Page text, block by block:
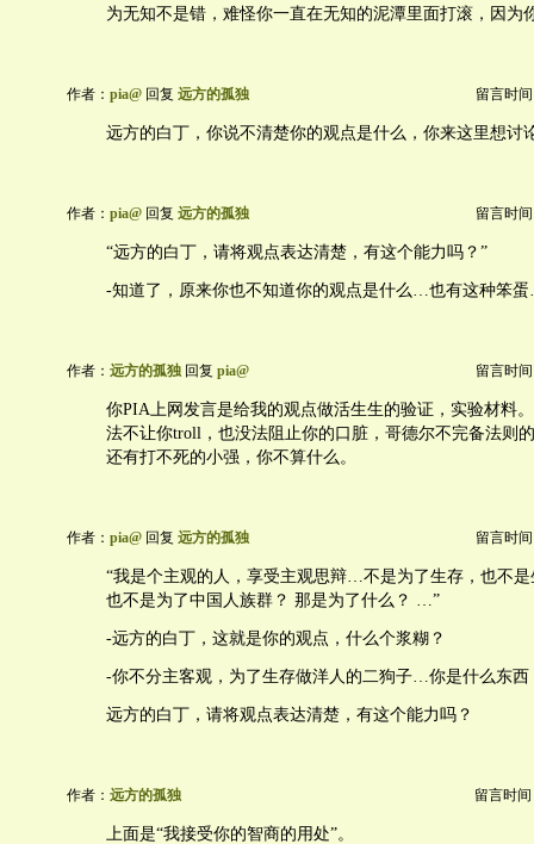
为无知不是错，难怪你一直在无知的泥潭里面打滚，因为
作者： pia@ 回复 远方的孤独 留言时间
远方的白丁，你说不清楚你的观点是什么，你来这里想讨
作者： pia@ 回复 远方的孤独 留言时间
“远方的白丁，请将观点表达清楚，有这个能力吗？”
-知道了，原来你也不知道你的观点是什么…也有这种笨
作者： 远方的孤独 回复 pia@ 留言时间
你PIA上网发言是给我的观点做活生生的验证，实验材料
法不让你troll，也没法阻止你的口脏，哥德尔不完备法则
还有打不死的小强，你不算什么。
作者： pia@ 回复 远方的孤独 留言时间
“我是个主观的人，享受主观思辩…不是为了生存，也不
也不是为了中国人族群？ 那是为了什么？ …”
-远方的白丁，这就是你的观点，什么个浆糊？
-你不分主客观，为了生存做洋人的二狗子…你是什么东
远方的白丁，请将观点表达清楚，有这个能力吗？
作者： 远方的孤独 留言时间
上面是“我接受你的智商的用处”。